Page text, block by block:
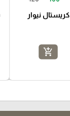
كريستال نيوار
add_shopping_cart